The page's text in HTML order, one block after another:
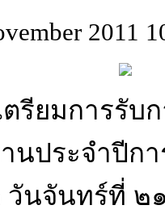
2011
ตรียมการรั
านประจำปี
วันจันทร์ที่